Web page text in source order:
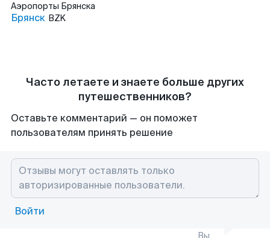
Аэропорты Брянска
Брянск BZK
Часто летаете и знаете больше других
путешественников?
Оставьте комментарий — он поможет
пользователям принять решение
Войти
Вы